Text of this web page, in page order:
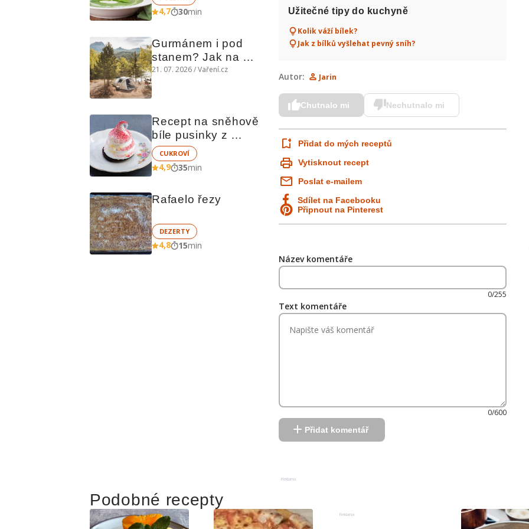
4,7 30min
Gurmánem i pod
stanem? Jak na
polní kuchyni a na
21. 07. 2026 / Vaření.cz
Recept na sněhově
bíle pusinky z
vaječných bílků
CUKROVÍ
4,9 35min
Rafaelo řezy
DEZERTY
4,8 15min
Užitečné tipy do kuchyně
Kolik váží bílek?
Jak z bílků vyšlehat pevný sníh?
Autor: Jarin
Chutnalo mi Nechutnalo mi
Přidat do mých receptů
Vytisknout recept
Poslat e-mailem
Sdílet na Facebooku
Připnout na Pinterest
Název komentáře
0/255
Text komentáře
0/600
Přidat komentář
Reklama
Podobné recepty
Reklama